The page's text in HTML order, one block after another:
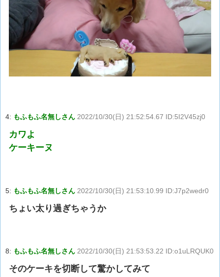
4: もふもふ名無しさん 2022/10/30(日) 21:52:54.67 ID:5I2V45zj0
カワよ
ケーキーヌ
5: もふもふ名無しさん 2022/10/30(日) 21:53:10.99 ID:J7p2wedr0
ちょい太り過ぎちゃうか
8: もふもふ名無しさん 2022/10/30(日) 21:53:53.22 ID:o1uLRQUK0
そのケーキを切断して驚かしてみて